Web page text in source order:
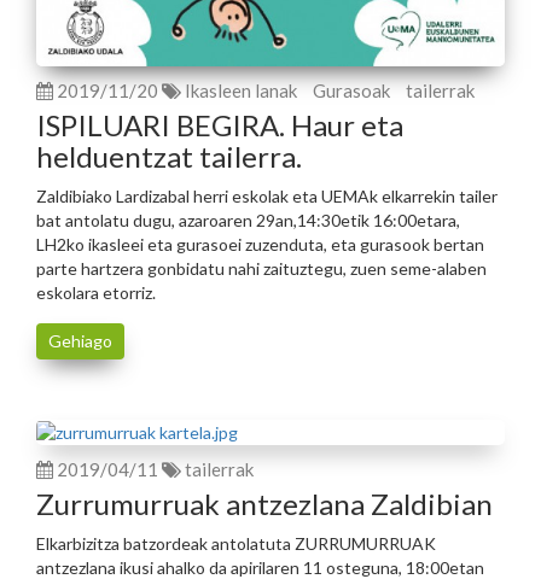
2019/11/20 Ikasleen lanak Gurasoak tailerrak
ISPILUARI BEGIRA. Haur eta
helduentzat tailerra.
Zaldibiako Lardizabal herri eskolak eta UEMAk elkarrekin tailer
bat antolatu dugu, azaroaren 29an,14:30etik 16:00etara,
LH2ko ikasleei eta gurasoei zuzenduta, eta gurasook bertan
parte hartzera gonbidatu nahi zaituztegu, zuen seme-alaben
eskolara etorriz.
Gehiago
2019/04/11 tailerrak
Zurrumurruak antzezlana Zaldibian
Elkarbizitza batzordeak antolatuta ZURRUMURRUAK
antzezlana ikusi ahalko da apirilaren 11 osteguna, 18:00etan